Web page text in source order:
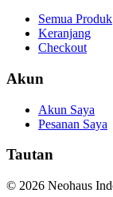
Semua Produk
Keranjang
Checkout
Akun
Akun Saya
Pesanan Saya
Tautan
© 2026 Neohaus